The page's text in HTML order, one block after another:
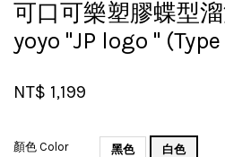
可口可樂塑膠蝶型
yoyo "JP logo "
NT$ 1,199
顏色 Color 黑色 白色